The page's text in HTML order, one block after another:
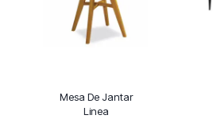
Mesa De Jantar
Linea